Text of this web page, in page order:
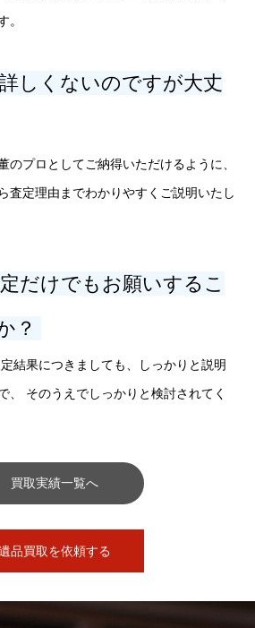
。
しくないのですが大丈
のプロとしてご納得いただけるように、
査定理由までわかりやすくご説明いたし
だけでもお願いするこ
？
結果につきましても、しっかりと説明
、 そのうえでしっかりと検討されてく
買取実績一覧へ
品買取を依頼する